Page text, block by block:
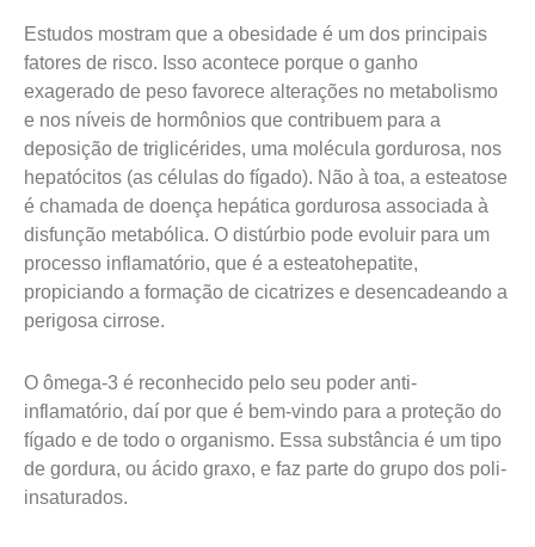
Estudos mostram que a obesidade é um dos principais
fatores de risco. Isso acontece porque o ganho
exagerado de peso favorece alterações no metabolismo
e nos níveis de hormônios que contribuem para a
deposição de triglicérides, uma molécula gordurosa, nos
hepatócitos (as células do fígado). Não à toa, a esteatose
é chamada de doença hepática gordurosa associada à
disfunção metabólica. O distúrbio pode evoluir para um
processo inflamatório, que é a esteatohepatite,
propiciando a formação de cicatrizes e desencadeando a
perigosa cirrose.
O ômega-3 é reconhecido pelo seu poder anti-
inflamatório, daí por que é bem-vindo para a proteção do
fígado e de todo o organismo. Essa substância é um tipo
de gordura, ou ácido graxo, e faz parte do grupo dos poli-
insaturados.